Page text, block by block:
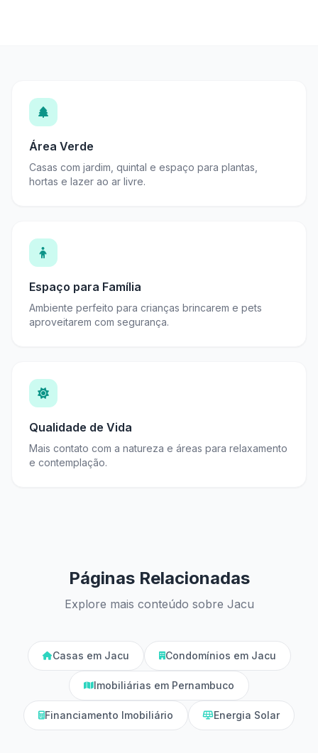
Área Verde
Casas com jardim, quintal e espaço para plantas,
hortas e lazer ao ar livre.
Espaço para Família
Ambiente perfeito para crianças brincarem e pets
aproveitarem com segurança.
Qualidade de Vida
Mais contato com a natureza e áreas para relaxamento
e contemplação.
Páginas Relacionadas
Explore mais conteúdo sobre Jacu
Casas em Jacu Condomínios em Jacu
Imobiliárias em Pernambuco
Financiamento Imobiliário Energia Solar